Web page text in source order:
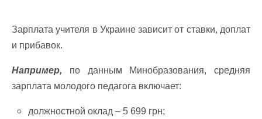
Зарплата учителя в Украине зависит от ставки, доплат
и прибавок.
Например, по данным Минобразования, средняя
зарплата молодого педагога включает:
должностной оклад – 5 699 грн;